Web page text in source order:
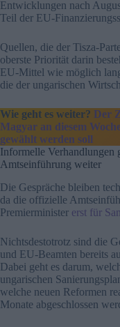
Entwicklungen nach
Teil der EU-
Quellen, die der Tisza-
oberste Priorität darin
EU-Mittel wie möglich
die der ungarischen
Wie geht es weiter? Der
Magyar an diesem
gewählt werden soll
Informelle Verhandlungen
Amtseinführung weiter
Die Gespräche bleiben
da die offizielle
Premierminister erst für
Nichtsdestotrotz sind die
und EU-Beamten bereits
Dabei geht es darum,
ungarischen
welche neuen Reformen
Monate abgeschlossen